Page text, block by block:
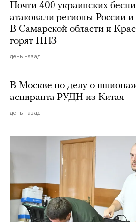
Почти 400 украинских
атаковали регионы России
В Самарской области и
горят НПЗ
день назад
В Москве по делу о
аспиранта РУДН из Китая
день назад